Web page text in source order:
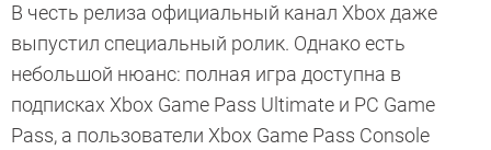
В честь релиза официальный канал Xbox даже
выпустил специальный ролик. Однако есть
небольшой нюанс: полная игра доступна в
подписках Xbox Game Pass Ultimate и PC Game
Pass, а пользователи Xbox Game Pass Console